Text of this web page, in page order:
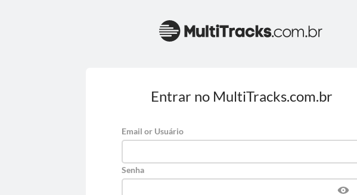
Entrar no MultiTracks.com.br
Email or Usuário
Senha